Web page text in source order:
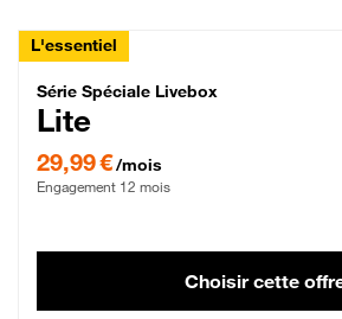
L'essentiel
Série Spéciale Livebox
Série Spéciale Livebox
Lite
29,99 €/mois
Engagement 12 mois
Choisir cette